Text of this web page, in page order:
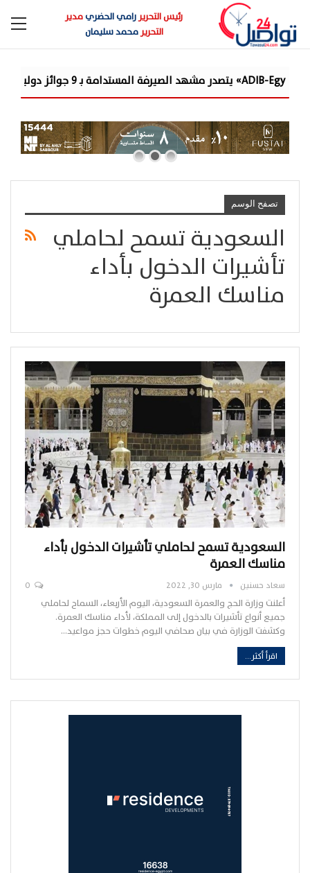
رئيس التحريررامي الحضريمدير
التحريرمحمد سليمان
تصفح الوسم
السعودية تسمح لحاملي
تأشيرات الدخول بأداء
مناسك العمرة
السعودية تسمح لحاملي تأشيرات الدخول بأداء
مناسك العمرة
سعاد حسنين مارس 30, 2022
أعلنت وزارة الحج والعمرة السعودية، اليوم الأربعاء، السماح لحاملي
جميع أنواع تأشيرات بالدخول إلى المملكة، لأداء مناسك العمرة.
وكشفت الوزارة في بيان صحافي اليوم خطوات حجز مواعيد…
اقرأ أكثر...